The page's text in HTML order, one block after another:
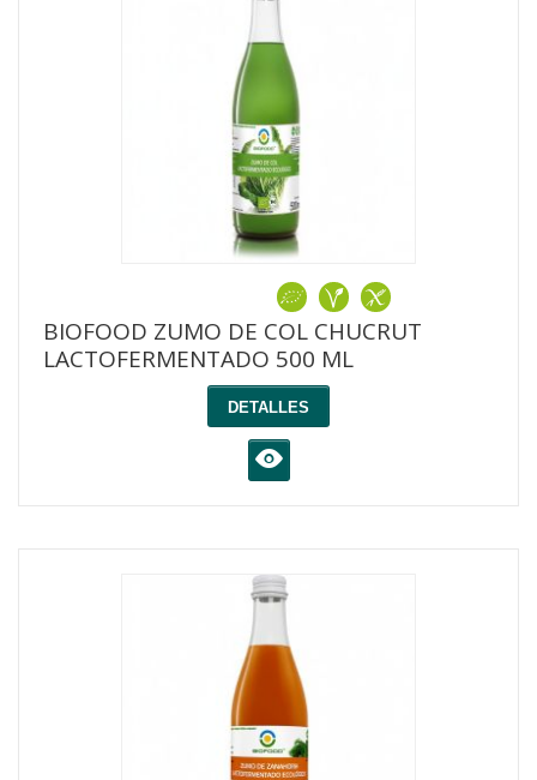
BIOFOOD ZUMO DE COL CHUCRUT
LACTOFERMENTADO 500 ML
DETALLES
K